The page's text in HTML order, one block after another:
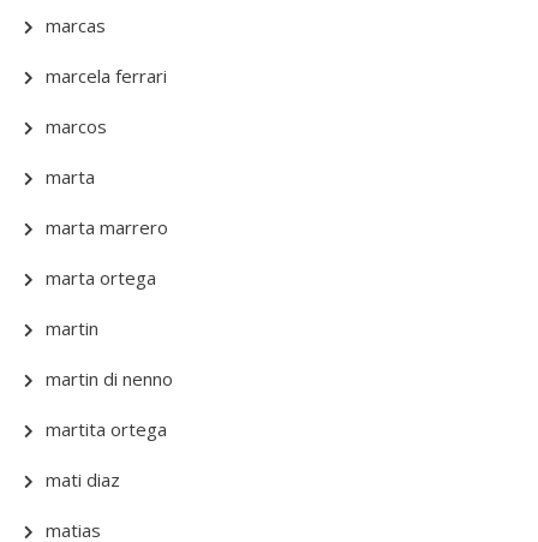
marcas
marcela ferrari
marcos
marta
marta marrero
marta ortega
martin
martin di nenno
martita ortega
mati diaz
matias